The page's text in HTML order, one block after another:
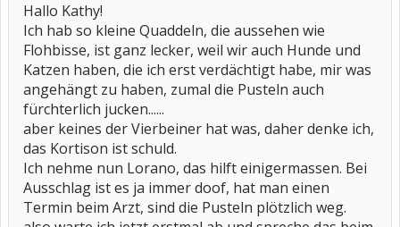
Hallo Kathy!
Ich hab so kleine Quaddeln, die aussehen wie
Flohbisse, ist ganz lecker, weil wir auch Hunde und
Katzen haben, die ich erst verdächtigt habe, mir was
angehängt zu haben, zumal die Pusteln auch
fürchterlich jucken......
aber keines der Vierbeiner hat was, daher denke ich,
das Kortison ist schuld.
Ich nehme nun Lorano, das hilft einigermassen. Bei
Ausschlag ist es ja immer doof, hat man einen
Termin beim Arzt, sind die Pusteln plötzlich weg.